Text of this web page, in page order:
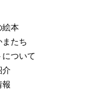
絵本
たち
について
介
報